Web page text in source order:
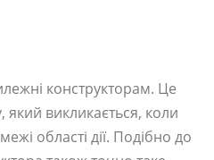
конструкторам. Це
який викликається, коли
області дії. Подібно до